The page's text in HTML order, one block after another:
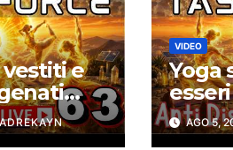
vestiti e
Force
63
VIDEO
Yoga
solari
AGO 5,